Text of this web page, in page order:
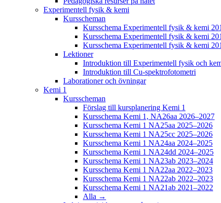
Experimentell fysik & kemi
Kursscheman
Kursschema Experimentell fysik & kemi
Kursschema Experimentell fysik & kemi
Kursschema Experimentell fysik & kemi
Lektioner
Introduktion till Experimentell fysik och
Introduktion till Cu-spektrofotometri
Laborationer och övningar
Kemi 1
Kursscheman
Förslag till kursplanering Kemi 1
Kursschema Kemi 1, NA26aa 2026–2027
Kursschema Kemi 1 NA25aa 2025–2026
Kursschema Kemi 1 NA25cc 2025–2026
Kursschema Kemi 1 NA24aa 2024–2025
Kursschema Kemi 1 NA24dd 2024–2025
Kursschema Kemi 1 NA23ab 2023–2024
Kursschema Kemi 1 NA22aa 2022–2023
Kursschema Kemi 1 NA22ab 2022–2023
Kursschema Kemi 1 NA21ab 2021–2022
Alla →